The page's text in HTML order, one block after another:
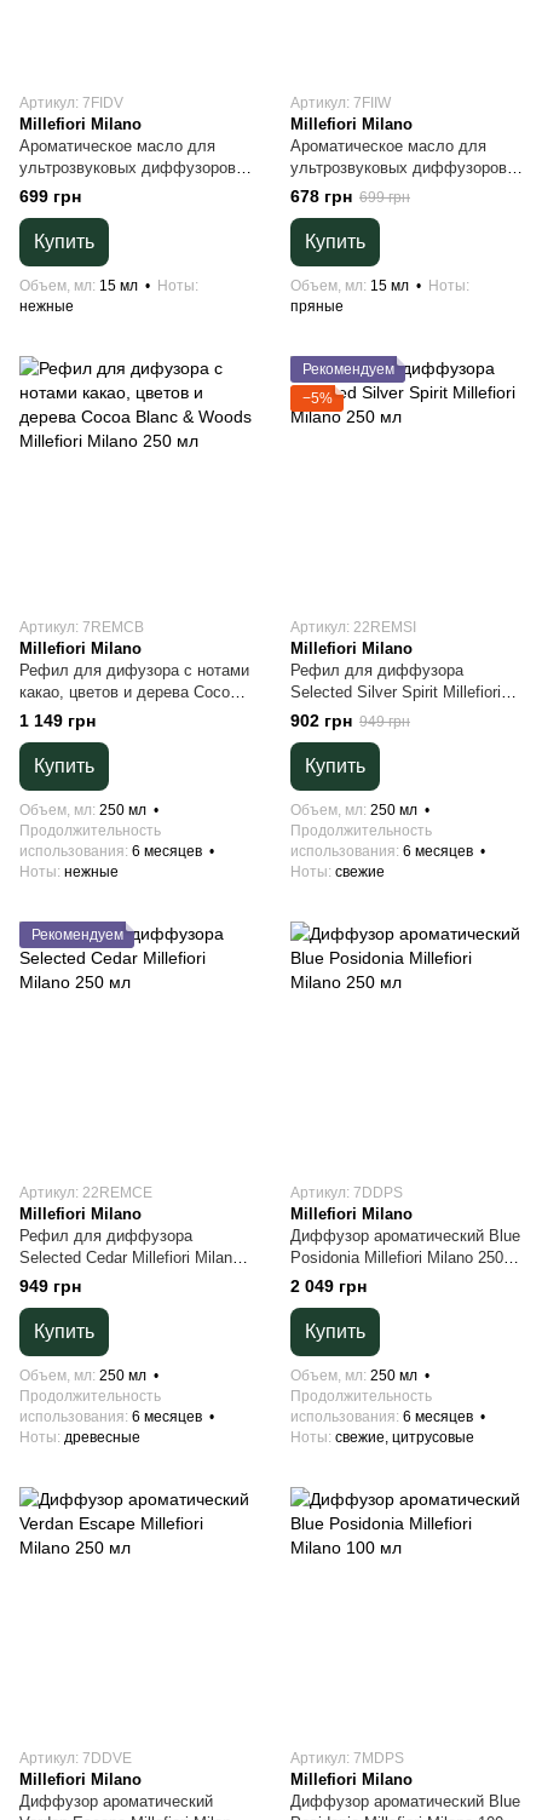
Артикул: 7FIDV
Millefiori Milano
Ароматическое масло для
ультрозвуковых диффузоров
Vanilla & Wood Millefiori Milano
699 грн
Купить
Объем, мл 15 мл
Ноты
нежные
Артикул: 7FIIW
Millefiori Milano
Ароматическое масло для
ультрозвуковых диффузоров
Incense & Blond woods Millefiori
Milano 15 мл
678 грн 699 грн
Купить
Объем, мл 15 мл
Ноты
пряные
Артикул: 7REMCB
Millefiori Milano
Рефил для дифузора с нотами
какао, цветов и дерева Cocoa
Blanc & Woods Millefiori Milano
1 149 грн
Купить
Объем, мл 250 мл
Продолжительность
использования 6 месяцев
Ноты нежные
Рекомендуем
−5%
Артикул: 22REMSI
Millefiori Milano
Рефил для диффузора
Selected Silver Spirit Millefiori
Milano 250 мл
902 грн 949 грн
Купить
Объем, мл 250 мл
Продолжительность
использования 6 месяцев
Ноты свежие
Рекомендуем
Артикул: 22REMCE
Millefiori Milano
Рефил для диффузора
Selected Cedar Millefiori Milano
250 мл
949 грн
Купить
Объем, мл 250 мл
Продолжительность
использования 6 месяцев
Ноты древесные
Артикул: 7DDPS
Millefiori Milano
Диффузор ароматический Blue
Posidonia Millefiori Milano 250
мл
2 049 грн
Купить
Объем, мл 250 мл
Продолжительность
использования 6 месяцев
Ноты свежие, цитрусовые
Артикул: 7DDVE
Millefiori Milano
Диффузор ароматический
Артикул: 7MDPS
Millefiori Milano
Диффузор ароматический Blue